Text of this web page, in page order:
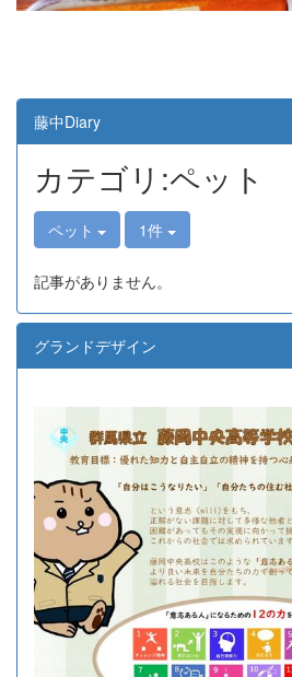
藤中Diary
カテゴリ:ペット
ペット 1件
記事がありません。
グランドデザイン